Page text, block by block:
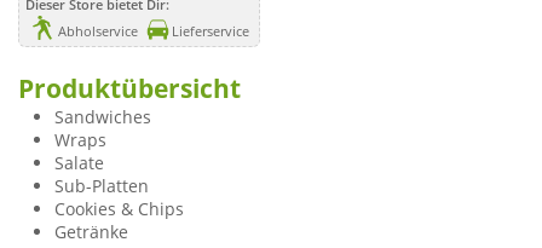
Dieser Store bietet Dir:
Abholservice
Lieferservice
Produktübersicht
Sandwiches
Wraps
Salate
Sub-Platten
Cookies & Chips
Getränke